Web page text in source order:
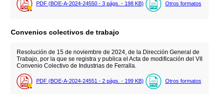
PDF (BOE-A-2024-24550 - 3 págs. - 198 KB) Otros formatos
Convenios colectivos de trabajo
Resolución de 15 de noviembre de 2024, de la Dirección General de
Trabajo, por la que se registra y publica el Acta de modificación del VII
Convenio Colectivo de Industrias de Ferralla.
PDF (BOE-A-2024-24551 - 2 págs. - 199 KB) Otros formatos